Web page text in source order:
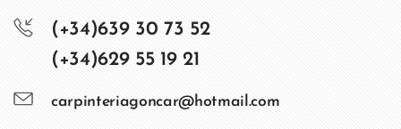
(+34)639 30 73 52
(+34)629 55 19 21
carpinteriagoncar@hotmail.com